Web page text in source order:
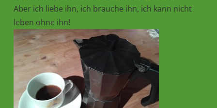
Aber ich liebe ihn, ich brauche ihn, ich kann nicht
leben ohne ihn!